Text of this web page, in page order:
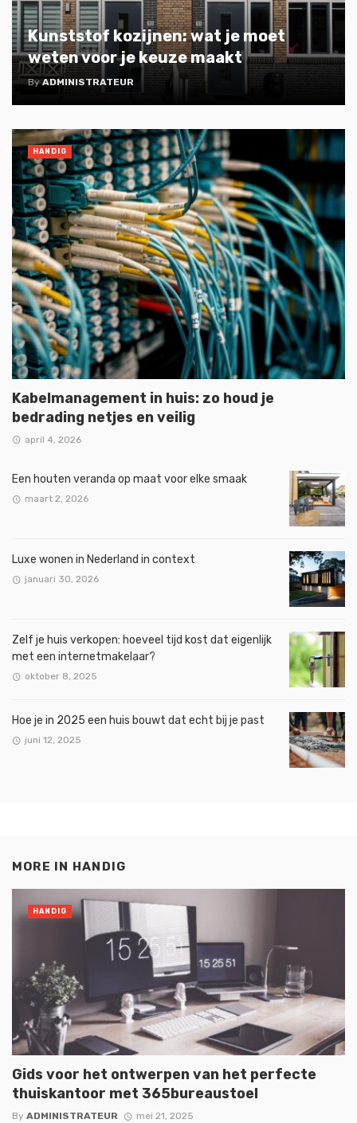
Kunststof kozijnen: wat je moet
weten voor je keuze maakt
ByADMINISTRATEUR
Kabelmanagement in huis: zo houd je
bedrading netjes en veilig
april 4, 2026
HANDIG
Een houten veranda op maat voor elke smaak
maart 2, 2026
Luxe wonen in Nederland in context
januari 30, 2026
Zelf je huis verkopen: hoeveel tijd kost dat eigenlijk
met een internetmakelaar?
oktober 8, 2025
Hoe je in 2025 een huis bouwt dat echt bij je past
juni 12, 2025
MORE IN HANDIG
Gids voor het ontwerpen van het perfecte
thuiskantoor met 365bureaustoel
By ADMINISTRATEUR mei 21, 2025
HANDIG